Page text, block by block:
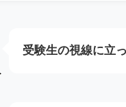
受験生の視線に立